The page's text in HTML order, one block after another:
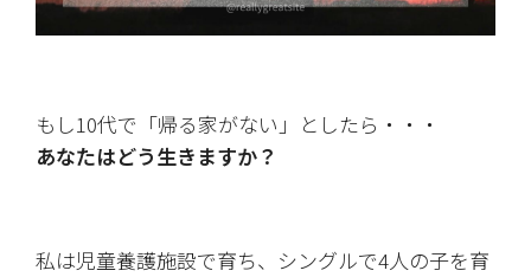
もし10代で「帰る家がない」としたら・・・
あなたはどう生きますか？
私は児童養護施設で育ち、シングルで4人の子を育